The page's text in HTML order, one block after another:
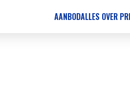
AANBODALLES OVER